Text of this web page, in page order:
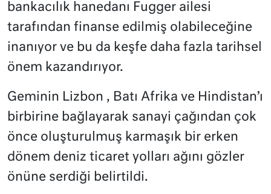
bankacılık hanedanı Fugger ailesi
tarafından finanse edilmiş olabileceğine
inanıyor ve bu da keşfe daha fazla tarihsel
önem kazandırıyor.
Geminin Lizbon , Batı Afrika ve Hindistan’ı
birbirine bağlayarak sanayi çağından çok
önce oluşturulmuş karmaşık bir erken
dönem deniz ticaret yolları ağını gözler
önüne serdiği belirtildi.